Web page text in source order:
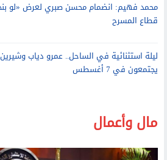
محمد فهيم: انضمام محسن صبري لعرض «لو
قطاع المسرح
ليلة استثنائية في الساحل.. عمرو دياب
يجتمعون في 7 أغسطس
مال وأعمال